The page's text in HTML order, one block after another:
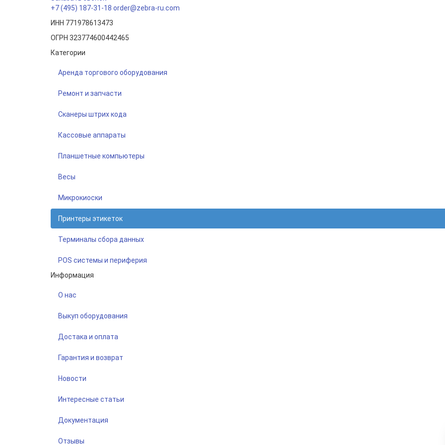
+7 (495) 187-31-18 order@zebra-ru.com
ИНН 771978613473
ОГРН 323774600442465
Категории
Аренда торгового оборудования
Ремонт и запчасти
Сканеры штрих кода
Кассовые аппараты
Планшетные компьютеры
Весы
Микрокиоски
Принтеры этикеток
Терминалы сбора данных
POS системы и периферия
Информация
О нас
Выкуп оборудования
Достака и оплата
Гарантия и возврат
Новости
Интересные статьи
Документация
Отзывы